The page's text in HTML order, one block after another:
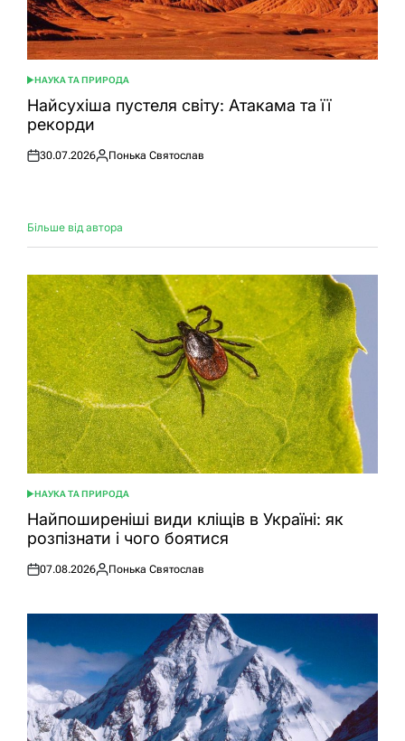
ОПУБЛІКУВАТИ
У
НАУКА ТА ПРИРОДА
Найсухіша пустеля світу: Атакама та її
рекорди
Оприлюднено
30.07.2026
Опубліковано
Понька Святослав
Більше від автора
ОПУБЛІКУВАТИ
У
НАУКА ТА ПРИРОДА
Найпоширеніші види кліщів в Україні: як
розпізнати і чого боятися
Оприлюднено
07.08.2026
Опубліковано
Понька Святослав